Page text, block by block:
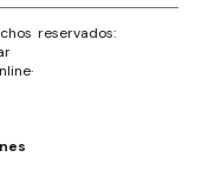
reservados:
·